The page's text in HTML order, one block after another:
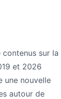
sur la
et 2026
une nouvelle
autour de